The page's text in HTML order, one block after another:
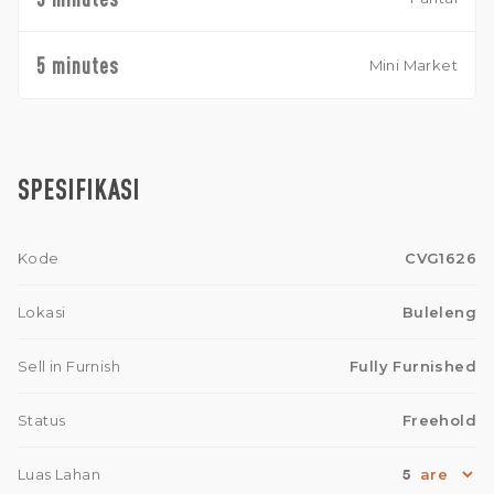
5 minutes Mini Market
SPESIFIKASI
Kode CVG1626
Lokasi Buleleng
Sell in Furnish Fully Furnished
Status Freehold
Luas Lahan 5